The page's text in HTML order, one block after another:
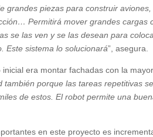
grandes piezas para construir
Permitirá mover grandes cargas
se las ven y se las desean para
Este sistema lo solucionará”, asegura.
era montar fachadas con la
también porque las tareas repetitivas
de estos. El robot permite una
en este proyecto es